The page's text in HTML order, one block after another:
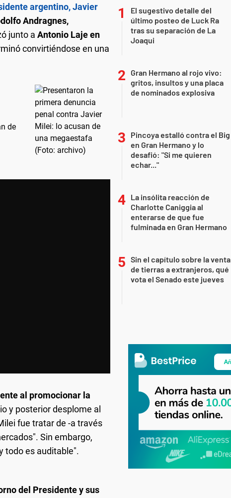
argentino, Javier
Andragnes,
junto a Antonio Laje en
convirtiéndose en una
de
al promocionar la
y posterior desplome al
fue tratar de -a través
Sin embargo,
todo es auditable".
del Presidente y sus
El sugestivo detalle del
último posteo de Luck Ra
tras su separación de La
Joaqui
Gran Hermano al rojo vivo:
gritos, insultos y una placa
de nominados explosiva
Pincoya estalló contra el Big
en Gran Hermano y lo
desafió: "Si me quieren
echar..."
La insólita reacción de
Charlotte Caniggia al
enterarse de que fue
fulminada en Gran Hermano
Sin el capítulo sobre la venta
de tierras a extranjeros, qué
vota el Senado este jueves